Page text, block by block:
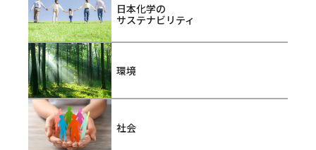
日本化学の
サステナビリティ
環境
社会